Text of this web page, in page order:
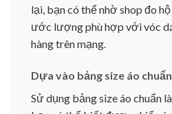
lại, bạn có thể nhờ shop đo
ước lượng phù hợp với vóc
hàng trên mạng.
Dựa vào bảng size áo chuẩn
Sử dụng bảng size áo chuẩn